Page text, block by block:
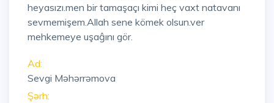
heyasızı.men bir tamaşaçı kimi heç vaxt natavanı
sevmemişem.Allah sene kömek olsun.ver
mehkemeye uşaĝını gör.
Ad:
Sevgi Məhərrəmova
Şərh: